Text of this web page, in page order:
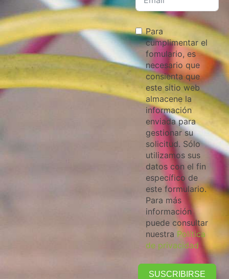
Para
cumplimentar el
fomulario, es
necesario que
consienta que
este sitio web
almacene la
información
enviada para
gestionar su
solicitud. Sólo
utilizamos sus
datos con el fin
específico de
este formulario.
Para más
información
puede consultar
nuestra Política
de privacidad
SUSCRIBIRSE